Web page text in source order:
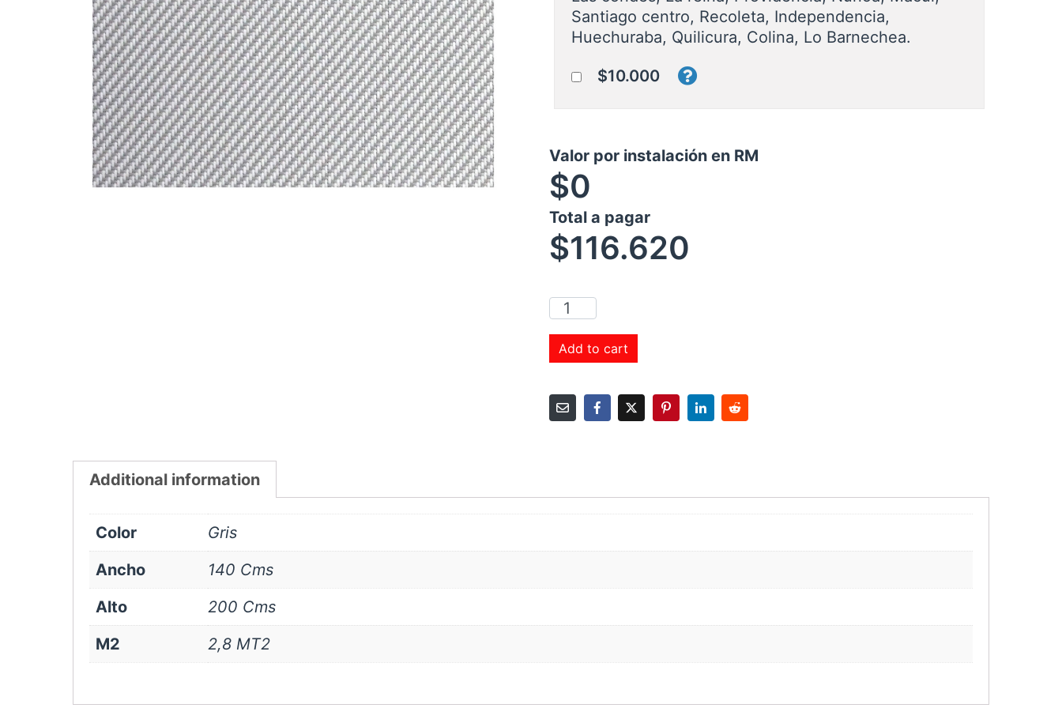
Santiago centro, Recoleta, Independencia,
Huechuraba, Quilicura, Colina, Lo Barnechea.
$10.000
Valor por instalación en RM
$0
Total a pagar
$116.620
Add to cart
Additional information
Color
Gris
Ancho
140 Cms
Alto
200 Cms
M2
2,8 MT2